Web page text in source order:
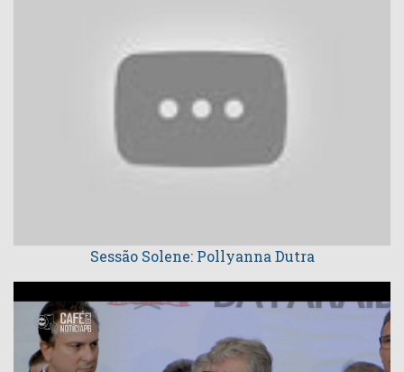
Sessão Solene: Pollyanna Dutra